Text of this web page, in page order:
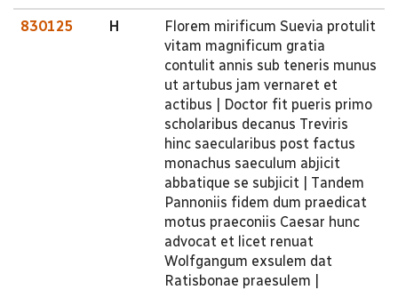
830125 H
Florem mirificum Suevia protulit
vitam magnificum gratia
contulit annis sub teneris munus
ut artubus jam vernaret et
actibus | Doctor fit pueris primo
scholaribus decanus Treviris
hinc saecularibus post factus
monachus saeculum abjicit
abbatique se subjicit | Tandem
Pannoniis fidem dum praedicat
motus praeconiis Caesar hunc
advocat et licet renuat
Wolfgangum exsulem dat
Ratisbonae praesulem |